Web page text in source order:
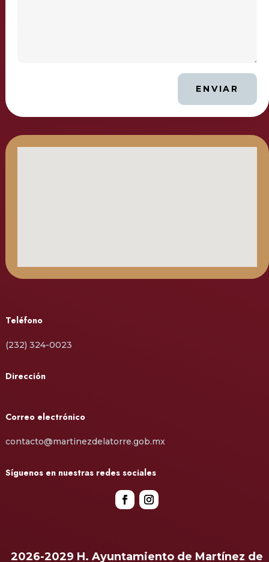
ENVIAR
Teléfono
(232) 324-0023
Dirección
Correo electrónico
contacto@martinezdelatorre.gob.mx
Síguenos en nuestras redes sociales
2026-2029 H. Ayuntamiento de Martínez de